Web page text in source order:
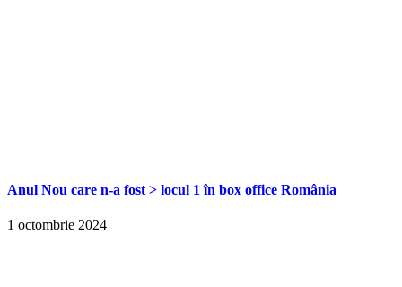
Anul Nou care n-a fost > locul 1 în box office România
1 octombrie 2024